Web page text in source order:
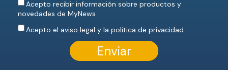
Acepto recibir información sobre productos y
novedades de MyNews
Acepto el aviso legal y la política de privacidad
Enviar